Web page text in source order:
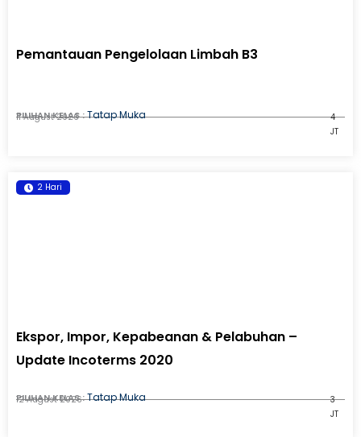
Pemantauan Pengelolaan Limbah B3
PILIHAN KELAS :Tatap Muka
11 August 2026
4
JT
2 Hari
Ekspor, Impor, Kepabeanan & Pelabuhan –
Update Incoterms 2020
PILIHAN KELAS :Tatap Muka
12 August 2026
3
JT